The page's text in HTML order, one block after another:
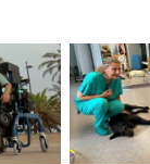
Galicia